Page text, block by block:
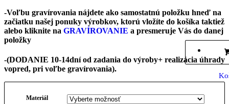
298.40€
-Voľbu gravírovania nájdete ako samostatnú položku hneď na
začiatku našej ponuky výrobkov, ktorú vložíte do košíka taktiež
alebo kliknite na GRAVÍROVANIE a presmeruje Vás do danej
položky
-(DODANIE 10-14dní od zadania do výroby+ realizácia úhrady
vopred, pri voľbe gravírovania).
Materiál